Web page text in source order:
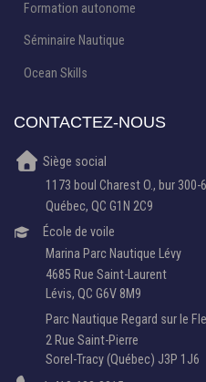
Formation autonome
Séminaire Nautique
Ocean Skills
CONTACTEZ-NOUS
Siège social
1173 boul Charest O., bur 300-6
Québec, QC G1N 2C9
École de voile
Marina Parc Nautique Lévy
4685 Rue Saint-Laurent
Lévis, QC G6V 8M9
Parc Nautique Regard sur le
2 Rue Saint-Pierre
Sorel-Tracy (Québec) J3P 1J6